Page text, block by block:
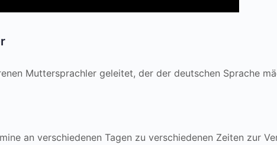
Muttersprachler geleitet, der der deutschen Sprache
an verschiedenen Tagen zu verschiedenen Zeiten zur